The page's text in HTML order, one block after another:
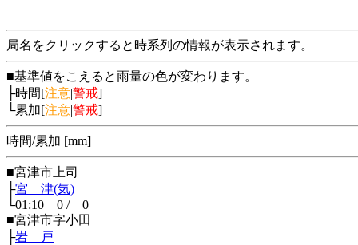
局名をクリックすると時系列の情報が表示されます。
■基準値をこえると雨量の色が変わります。
├時間[注意|警戒]
└累加[注意|警戒]
時間/累加 [mm]
■宮津市上司
├宮 津(気)
└01:10 0 / 0
■宮津市字小田
├岩 戸